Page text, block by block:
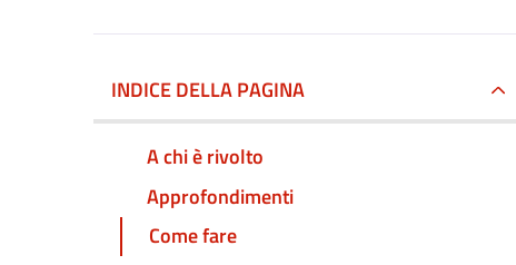
INDICE DELLA PAGINA
A chi è rivolto
Approfondimenti
Come fare